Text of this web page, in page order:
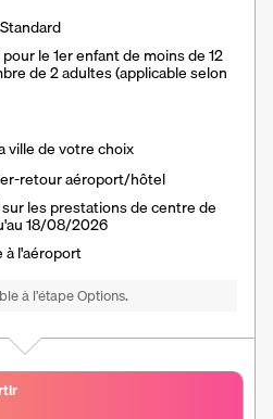
le 1er enfant de moins de 12
de 2 adultes (applicable selon
ville de votre choix
retour aéroport/hôtel
les prestations de centre de
18/08/2026
à l'aéroport
à l’étape Options.